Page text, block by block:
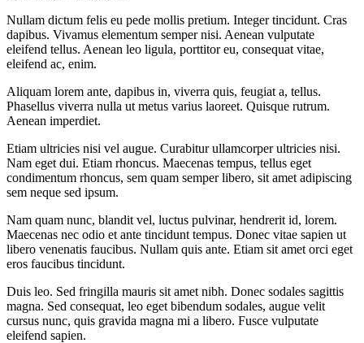
Nullam dictum felis eu pede mollis pretium. Integer tincidunt. Cras
dapibus. Vivamus elementum semper nisi. Aenean vulputate
eleifend tellus. Aenean leo ligula, porttitor eu, consequat vitae,
eleifend ac, enim.
Aliquam lorem ante, dapibus in, viverra quis, feugiat a, tellus.
Phasellus viverra nulla ut metus varius laoreet. Quisque rutrum.
Aenean imperdiet.
Etiam ultricies nisi vel augue. Curabitur ullamcorper ultricies nisi.
Nam eget dui. Etiam rhoncus. Maecenas tempus, tellus eget
condimentum rhoncus, sem quam semper libero, sit amet adipiscing
sem neque sed ipsum.
Nam quam nunc, blandit vel, luctus pulvinar, hendrerit id, lorem.
Maecenas nec odio et ante tincidunt tempus. Donec vitae sapien ut
libero venenatis faucibus. Nullam quis ante. Etiam sit amet orci eget
eros faucibus tincidunt.
Duis leo. Sed fringilla mauris sit amet nibh. Donec sodales sagittis
magna. Sed consequat, leo eget bibendum sodales, augue velit
cursus nunc, quis gravida magna mi a libero. Fusce vulputate
eleifend sapien.